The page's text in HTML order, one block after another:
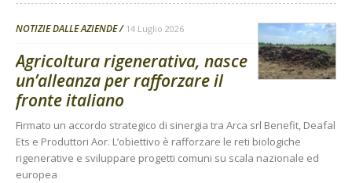
NOTIZIE DALLE AZIENDE 14 Luglio 2026
Agricoltura rigenerativa, nasce
un’alleanza per rafforzare il
fronte italiano
Firmato un accordo strategico di sinergia tra Arca srl Benefit, Deafal
Ets e Produttori Aor. L’obiettivo è rafforzare le reti biologiche
rigenerative e sviluppare progetti comuni su scala nazionale ed
europea